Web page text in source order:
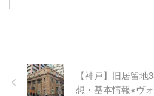
【神戸】旧居留
想・基本情報※ヴ